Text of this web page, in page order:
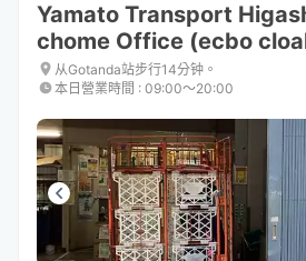
Yamato Transport
chome Office (ecbo
从Gotanda站步行14分钟。
本日營業時間 : 09:00〜20:00